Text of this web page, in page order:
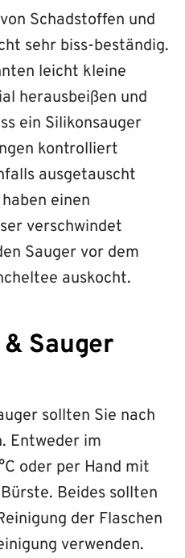
Schadstoffen und
sehr biss-beständig.
leicht kleine
herausbeißen und
ein Silikonsauger
kontrolliert
ausgetauscht
einen
verschwindet
Sauger vor dem
auskocht.
Sauger
sollten Sie nach
Entweder im
oder per Hand mit
Beides sollten
der Flaschen
verwenden.